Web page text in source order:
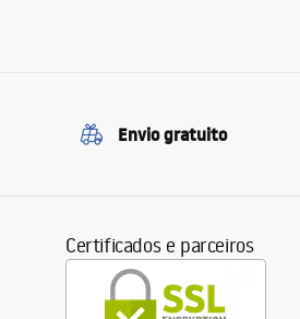
Envio gratuito
Certificados e parceiros